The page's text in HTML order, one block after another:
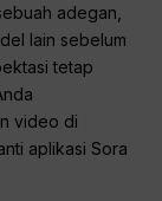
adegan,
lain sebelum
tetap
video di
aplikasi Sora